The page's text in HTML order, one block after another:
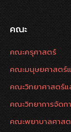
คณะ
คณะครุศาสตร์
คณะมนุษยศาสตร์
คณะวิทยาศาสตร์แ
คณะวิทยาการจัดก
คณะพยาบาลศาส